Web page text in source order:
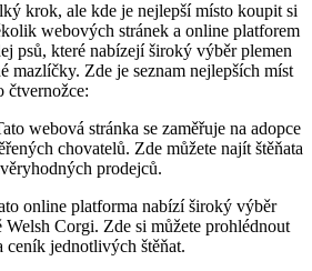
krok, ale kde je nejlepší místo koupit si
webových stránek a online platforem
psů, které nabízejí široký výběr plemen
mazlíčky. Zde je seznam nejlepších míst
čtvernožce:
webová stránka se zaměřuje na adopce
chovatelů. Zde můžete najít štěňata
prodejců.
online platforma nabízí široký výběr
Welsh Corgi. Zde si můžete prohlédnout
ceník jednotlivých štěňat.